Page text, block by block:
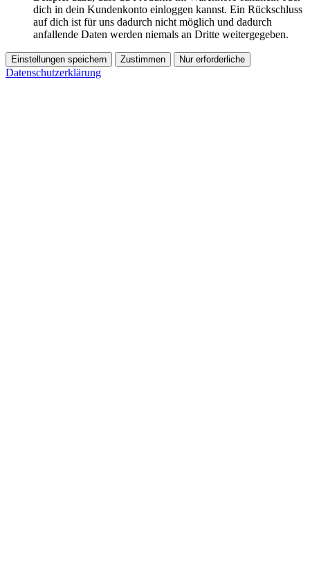
dich in dein Kundenkonto einloggen kannst. Ein Rückschluss
auf dich ist für uns dadurch nicht möglich und dadurch
anfallende Daten werden niemals an Dritte weitergegeben.
Einstellungen speichern Zustimmen Nur erforderliche
Datenschutzerklärung